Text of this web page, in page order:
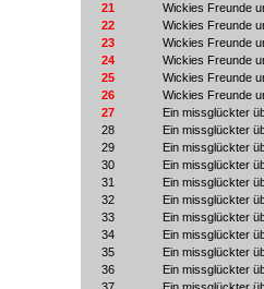
21
Wickies Freunde
22
Wickies Freunde
23
Wickies Freunde
24
Wickies Freunde
25
Wickies Freunde
26
Wickies Freunde
27
Ein missglückter
28
Ein missglückter
29
Ein missglückter
30
Ein missglückter
31
Ein missglückter
32
Ein missglückter
33
Ein missglückter
34
Ein missglückter
35
Ein missglückter
36
Ein missglückter